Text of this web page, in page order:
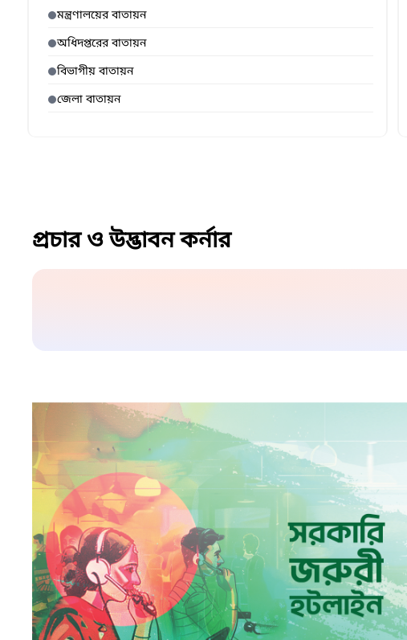
মন্ত্রণালয়ের বাতায়ন
অধিদপ্তরের বাতায়ন
বিভাগীয় বাতায়ন
জেলা বাতায়ন
প্রচার ও উদ্ভাবন কর্নার